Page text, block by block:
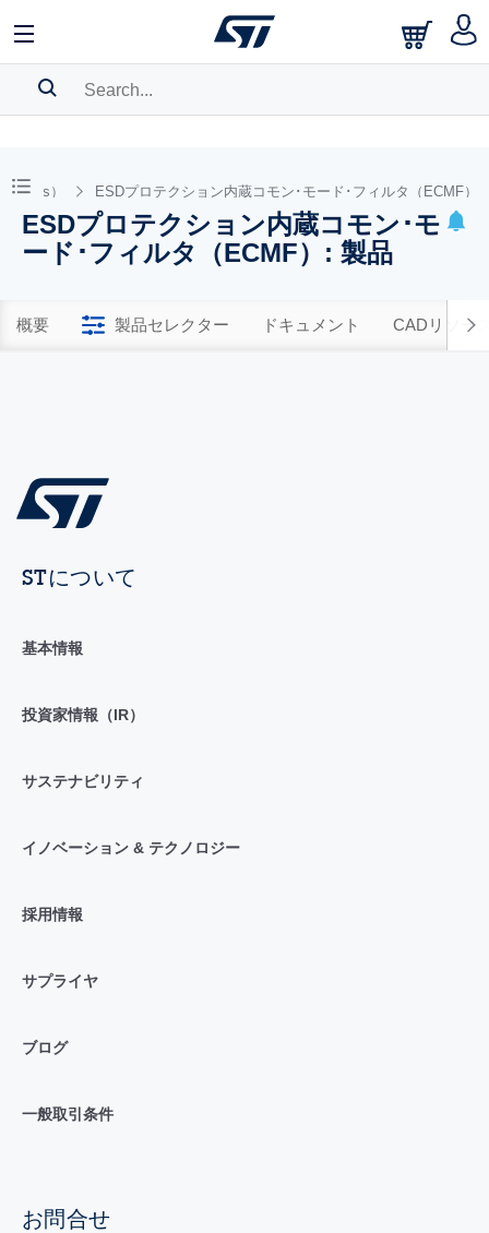
BOOKMARK
Pleaselog in to show your saved searches.
） ESDプロテクション内蔵コモン･モード･フィルタ（ECMF）
ESDプロテクション内蔵コモン･モ
ード･フィルタ（ECMF）: 製品
概要 製品セレクター ドキュメント CADリソー
STについて
基本情報
投資家情報（IR）
サステナビリティ
イノベーション & テクノロジー
採用情報
サプライヤ
ブログ
一般取引条件
お問合せ